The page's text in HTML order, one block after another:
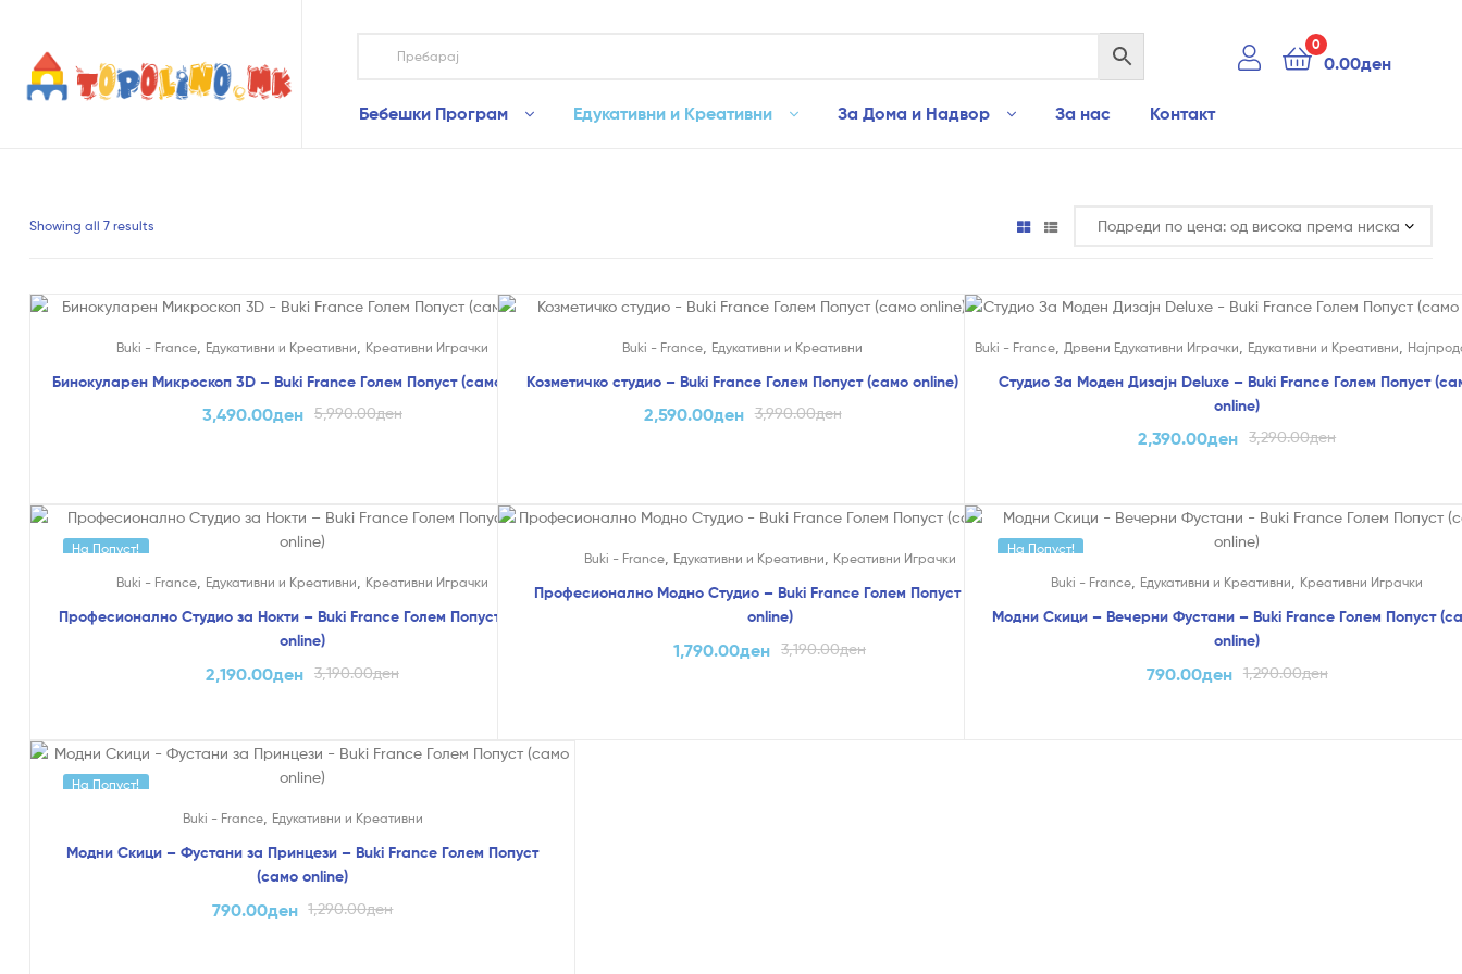
играчки
онлајн
0
0.00ден
Бебешки Програм Едукативни и Креативни За Дома и Надвор За нас Контакт
Showing all 7 results
Buki - France Едукативни и Креативни Креативни Играчки
Бинокуларен Микроскоп 3D – Buki France Голем Попуст (само online)
5,990.00ден
3,490.00ден
Buki - France Едукативни и Креативни
Козметичко студио – Buki France Голем Попуст (само online)
3,990.00ден
2,590.00ден
Buki - France Дрвени Едукативни Играчки Едукативни и Креативни
Студио За Моден Дизајн Deluxe – Buki France Голем Попуст
online)
3,290.00ден
2,390.00ден
На Попуст!
Buki - France, Едукативни и Креативни, Креативни Играчки
Професионално Студио за Нокти – Buki France Голем Попуст (само
online)
3,190.00ден
2,190.00ден
Buki - France, Едукативни и Креативни, Креативни Играчки
Професионално Модно Студио – Buki France Голем Попуст (само
online)
3,190.00ден
1,790.00ден
На Попуст!
Buki - France, Едукативни и Креативни, Креативни Играчки
Модни Скици – Вечерни Фустани – Buki France Голем Попуст
online)
1,290.00ден
790.00ден
На Попуст!
Buki - France, Едукативни и Креативни
Модни Скици – Фустани за Принцези – Buki France Голем Попуст
(само online)
1,290.00ден
790.00ден